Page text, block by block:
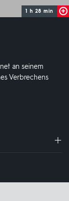
1 h 28 min
an seinem
Verbrechens